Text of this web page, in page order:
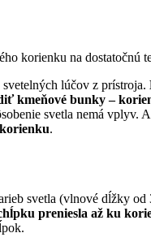
korienku na dostatočnú
lúčov z prístroja.
kmeňové bunky –
svetla nemá
.
svetla (vlnové dĺžky
preniesla až ku